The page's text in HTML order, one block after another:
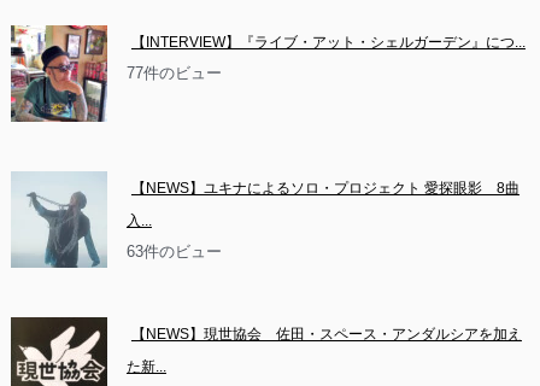
【INTERVIEW】『ライブ・アット・シェルガーデン』につ...
77件のビュー
【NEWS】ユキナによるソロ・プロジェクト 愛探眼影　8曲
入...
63件のビュー
【NEWS】現世協会　佐田・スペース・アンダルシアを加え
た新...